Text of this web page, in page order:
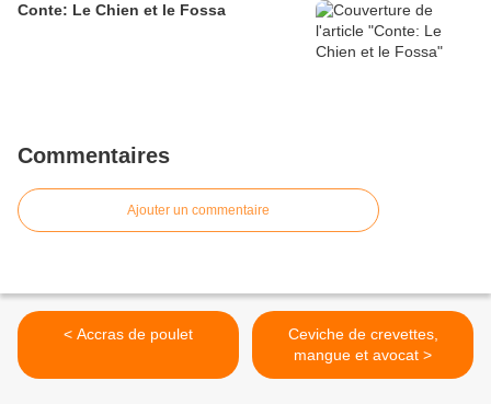
Conte: Le Chien et le Fossa
Commentaires
Ajouter un commentaire
< Accras de poulet
Ceviche de crevettes,
mangue et avocat >